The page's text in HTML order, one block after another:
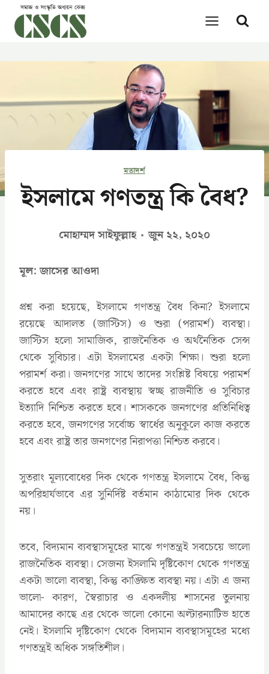
content
মতাদর্শ
ইসলামে গণতন্ত্র কি বৈধ?
মোহাম্মদ সাইফুল্লাহ জুন ২২, ২০২০
মূল: জাসের আওদা
প্রশ্ন করা হয়েছে, ইসলামে গণতন্ত্র বৈধ কিনা? ইসলামে
রয়েছে আদালত (জাস্টিস) ও শুরা (পরামর্শ) ব্যবস্থা।
জাস্টিস হলো সামাজিক, রাজনৈতিক ও অর্থনৈতিক সেন্স
থেকে সুবিচার। এটা ইসলামের একটা শিক্ষা। শুরা হলো
পরামর্শ করা। জনগণের সাথে তাদের সংশ্লিষ্ট বিষয়ে পরামর্শ
করতে হবে এবং রাষ্ট্র ব্যবস্থায় স্বচ্ছ রাজনীতি ও সুবিচার
ইত্যাদি নিশ্চিত করতে হবে। শাসককে জনগণের প্রতিনিধিত্ব
করতে হবে, জনগণের সর্বোচ্চ স্বার্ধের অনুকূলে কাজ করতে
হবে এবং রাষ্ট্র তার জনগণের নিরাপত্তা নিশ্চিত করবে।
সুতরাং মূল্যবোধের দিক থেকে গণতন্ত্র ইসলামে বৈধ, কিন্তু
অপরিহার্যভাবে এর সুনির্দিষ্ট বর্তমান কাঠামোর দিক থেকে
নয়।
তবে, বিদ্যমান ব্যবস্থাসমূহের মাঝে গণতন্ত্রই সবচেয়ে ভালো
রাজনৈতিক ব্যবস্থা। সেজন্য ইসলামি দৃষ্টিকোণ থেকে গণতন্ত্র
একটা ভালো ব্যবস্থা, কিন্তু কাঙ্ক্ষিত ব্যবস্থা নয়। এটা এ জন্য
ভালো- কারণ, স্বৈরাচার ও একদলীয় শাসনের তুলনায়
আমাদের কাছে এর থেকে ভালো কোনো অল্টারন্যাটিভ হাতে
নেই। ইসলামি দৃষ্টিকোণ থেকে বিদ্যমান ব্যবস্থাসমূহের মধ্যে
গণতন্ত্রই অধিক সঙ্গতিশীল।